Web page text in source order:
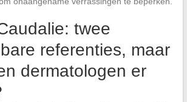
twee
referenties, maar
dermatologen er